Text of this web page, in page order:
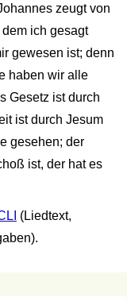
zeugt von
ich gesagt
gewesen ist; denn
haben wir alle
Gesetz ist durch
ist durch Jesum
gesehen; der
ist, der hat es
(Liedtext,